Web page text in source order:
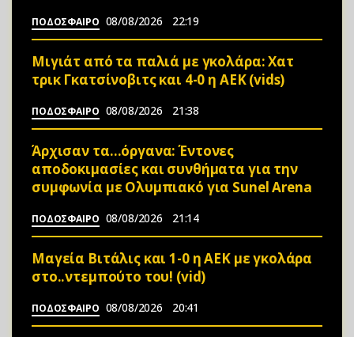
ΠΟΔΟΣΦΑΙΡΟ 08/08/2026 22:19
Μιγιάτ από τα παλιά με γκολάρα: Χατ
τρικ Γκατσίνοβιτς και 4-0 η ΑΕΚ (vids)
ΠΟΔΟΣΦΑΙΡΟ 08/08/2026 21:38
Άρχισαν τα…όργανα: Έντονες
αποδοκιμασίες και συνθήματα για την
συμφωνία με Ολυμπιακό για Sunel Arena
ΠΟΔΟΣΦΑΙΡΟ 08/08/2026 21:14
Μαγεία Βιτάλις και 1-0 η ΑΕΚ με γκολάρα
στο..ντεμπούτο του! (vid)
ΠΟΔΟΣΦΑΙΡΟ 08/08/2026 20:41